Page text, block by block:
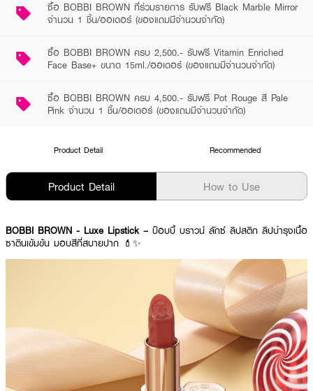
ซื้อ BOBBI BROWN ที่ร่วมรายการ รับฟรี Black Marble Mirror
จำนวน 1 ชิ้น/ออเดอร์ (ของแถมมีจำนวนจำกัด)
ซื้อ BOBBI BROWN ครบ 2,500.- รับฟรี Vitamin Enriched
Face Base+ ขนาด 15ml./ออเดอร์ (ของแถมมีจำนวนจำกัด)
ซื้อ BOBBI BROWN ครบ 4,500.- รับฟรี Pot Rouge สี Pale
Pink จำนวน 1 ชิ้น/ออเดอร์ (ของแถมมีจำนวนจำกัด)
Product Detail Recommended
Product Detail How to Use
BOBBI BROWN - Luxe Lipstick – บ๊อบบี้ บราวน์ ลักซ์ ลิปสติก ลิปบำรุงเนื้อ
ซาตินเข้มข้น มอบสีที่สบายปาก 💄✨